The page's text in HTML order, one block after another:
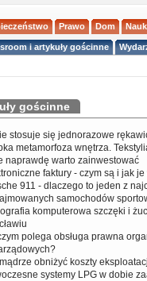
Prawo Dom
i artykuły gościnne
gościnne
stosuje się jednorazowe
metamorfoza wnętrza.
naprawdę warto zainwestować
faktury - czym są i jak
911 - dlaczego to jeden z
samochodów
komputerowa szczęki i
polega obsługa prawna
obniżyć koszty
systemy LPG w dobie